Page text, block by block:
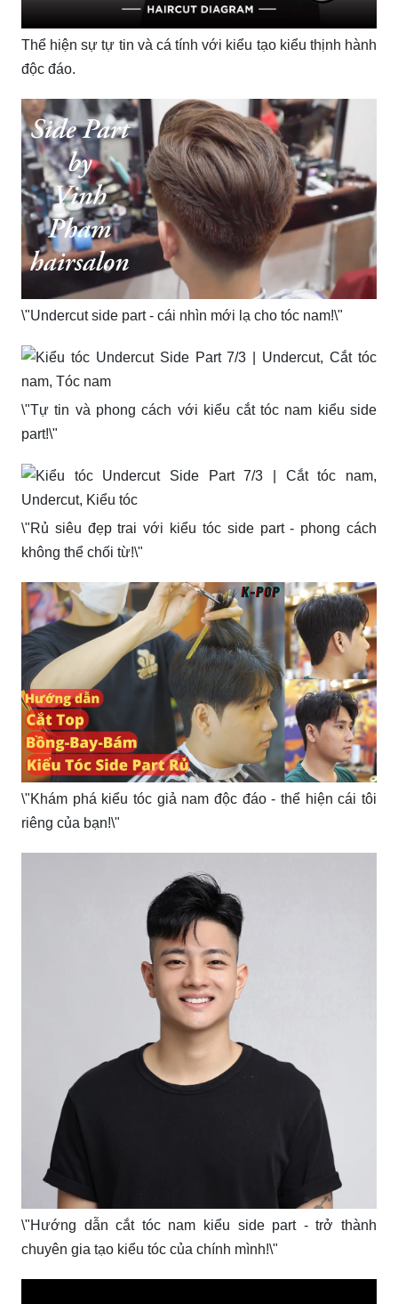
Thể hiện sự tự tin và cá tính với kiểu tạo kiểu thịnh hành
độc đáo.
\"Undercut side part - cái nhìn mới lạ cho tóc nam!\"
\"Tự tin và phong cách với kiểu cắt tóc nam kiểu side
part!\"
\"Rủ siêu đẹp trai với kiểu tóc side part - phong cách
không thể chối từ!\"
\"Khám phá kiểu tóc giả nam độc đáo - thể hiện cái tôi
riêng của bạn!\"
\"Hướng dẫn cắt tóc nam kiểu side part - trở thành
chuyên gia tạo kiểu tóc của chính mình!\"